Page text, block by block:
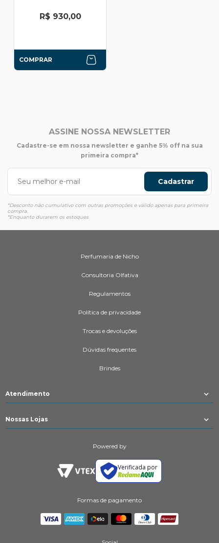
R$ 930,00
COMPRAR
ASSINE NOSSA NEWSLETTER
Cadastre-se em nossa newsletter e ganhe 5% off na sua
primeira compra*
Cadastrar
*Desconto não cumulativo com outras promoções e válido apenas para primeira
compra.
*Enquanto durarem os estoques
Perfumaria de Nicho
Consultoria Olfativa
Regulamentos
Política de privacidade
Trocas e devoluções
Dúvidas frequentes
Brindes
Atendimento
Nossas Lojas
Powered by
Verificada por
Formas de pagamento